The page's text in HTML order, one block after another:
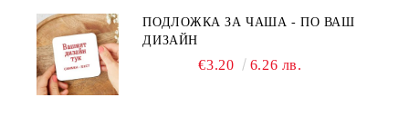
ПОДЛОЖКА ЗА ЧАША - ПО ВАШ
ДИЗАЙН
€3.20 6.26 лв.